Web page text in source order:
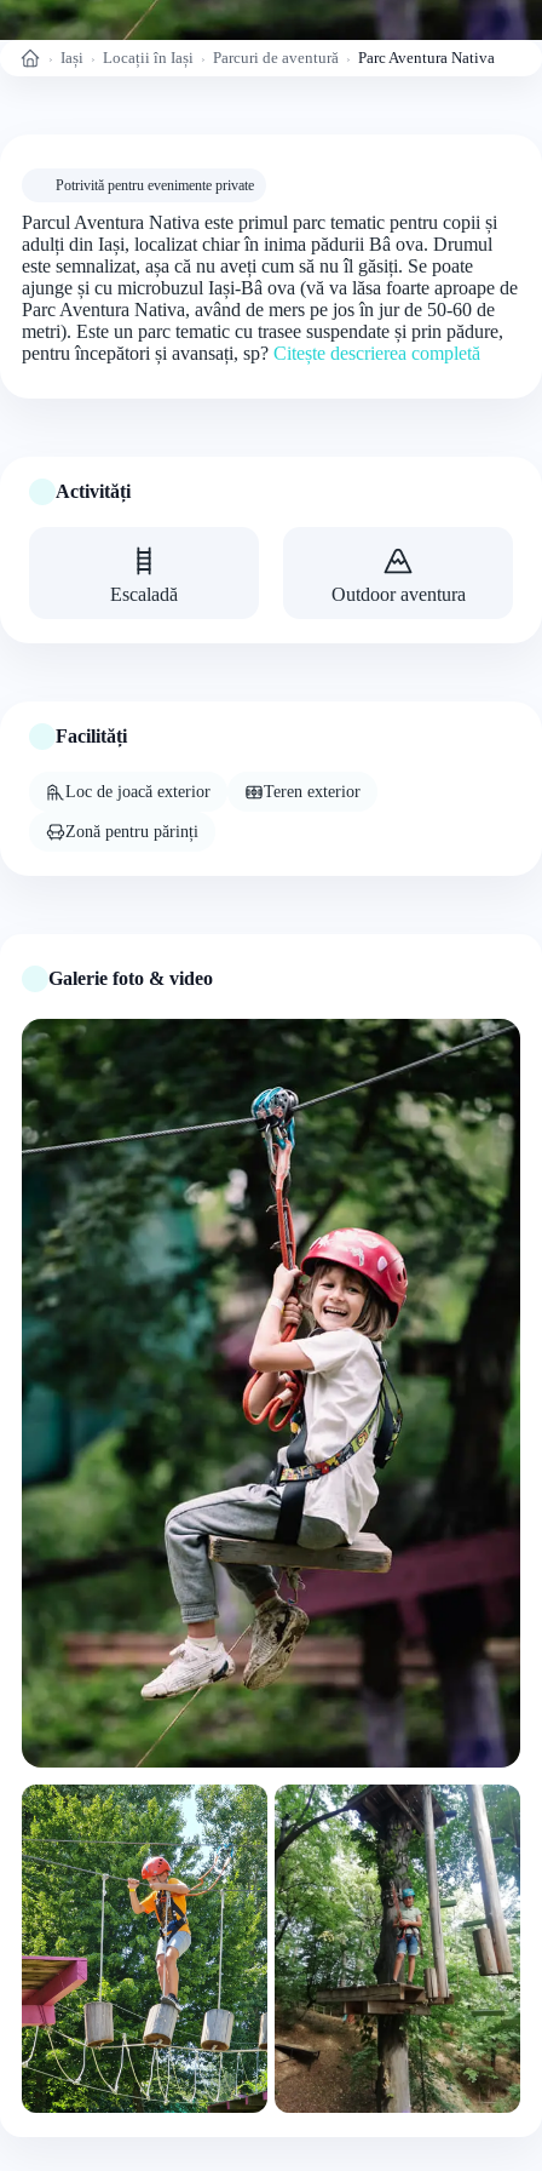
Acasă Iași Locații în Iași Parcuri de aventură Parc Aventura Nativa
Potrivită pentru evenimente private
Parcul Aventura Nativa este primul parc tematic pentru copii și
adulți din Iași, localizat chiar în inima pădurii Bâ ova. Drumul
este semnalizat, așa că nu aveți cum să nu îl găsiți. Se poate
ajunge și cu microbuzul Iași-Bâ ova (vă va lăsa foarte aproape de
Parc Aventura Nativa, având de mers pe jos în jur de 50-60 de
metri). Este un parc tematic cu trasee suspendate și prin pădure,
pentru începători și avansați, sp? Citește descrierea completă
Activități
Escaladă Outdoor aventura
Facilități
Loc de joacă exterior Teren exterior
Zonă pentru părinți
Galerie foto & video